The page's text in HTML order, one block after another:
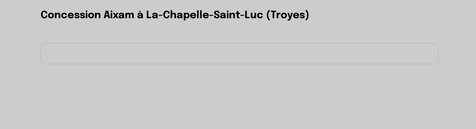
Concession Aixam à La-Chapelle-Saint-Luc (Troyes)